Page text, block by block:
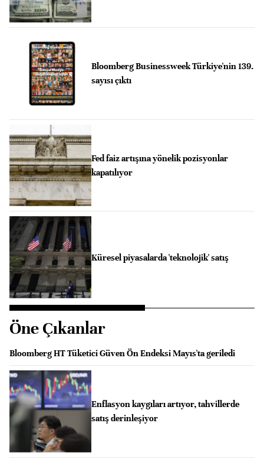
Bloomberg Businessweek Türkiye'nin 139.
sayısı çıktı
Fed faiz artışına yönelik pozisyonlar
kapatılıyor
Küresel piyasalarda 'teknolojik' satış
Öne Çıkanlar
Bloomberg HT Tüketici Güven Ön Endeksi Mayıs'ta geriledi
Enflasyon kaygıları artıyor, tahvillerde
satış derinleşiyor